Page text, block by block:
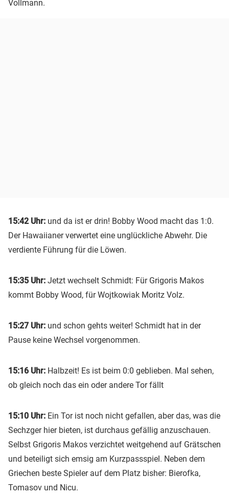
Vollmann.
15:42 Uhr: und da ist er drin! Bobby Wood macht das 1:0.
Der Hawaiianer verwertet eine unglückliche Abwehr. Die
verdiente Führung für die Löwen.
15:35 Uhr: Jetzt wechselt Schmidt: Für Grigoris Makos
kommt Bobby Wood, für Wojtkowiak Moritz Volz.
15:27 Uhr: und schon gehts weiter! Schmidt hat in der
Pause keine Wechsel vorgenommen.
15:16 Uhr: Halbzeit! Es ist beim 0:0 geblieben. Mal sehen,
ob gleich noch das ein oder andere Tor fällt
15:10 Uhr: Ein Tor ist noch nicht gefallen, aber das, was die
Sechzger hier bieten, ist durchaus gefällig anzuschauen.
Selbst Grigoris Makos verzichtet weitgehend auf Grätschen
und beteiligt sich emsig am Kurzpassspiel. Neben dem
Griechen beste Spieler auf dem Platz bisher: Bierofka,
Tomasov und Nicu.